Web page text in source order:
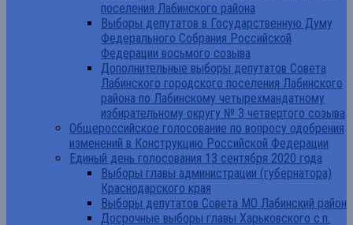
поселения Лабинского района
Выборы депутатов в Государственную Думу
Федерального Собрания Российской
Федерации восьмого созыва
Дополнительные выборы депутатов Совета
Лабинского городского поселения Лабинского
района по Лабинскому четырехмандатному
избирательному округу № 3 четвертого созыва
Общероссийское голосование по вопросу одобрения
изменений в Конструкцию Российской Федерации
Единый день голосования 13 сентября 2020 года
Выборы главы администрации (губернатора)
Краснодарского края
Выборы депутатов Совета МО Лабинский район
Досрочные выборы главы Харьковского с.п.